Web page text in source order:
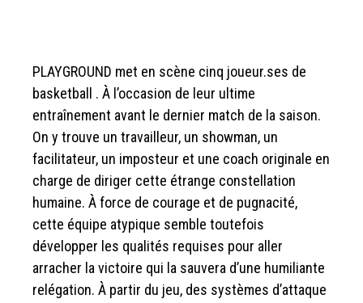
PLAYGROUND met en scène cinq joueur.ses de
basketball . À l’occasion de leur ultime
entraînement avant le dernier match de la saison.
On y trouve un travailleur, un showman, un
facilitateur, un imposteur et une coach originale en
charge de diriger cette étrange constellation
humaine. À force de courage et de pugnacité,
cette équipe atypique semble toutefois
développer les qualités requises pour aller
arracher la victoire qui la sauvera d’une humiliante
relégation. À partir du jeu, des systèmes d’attaque